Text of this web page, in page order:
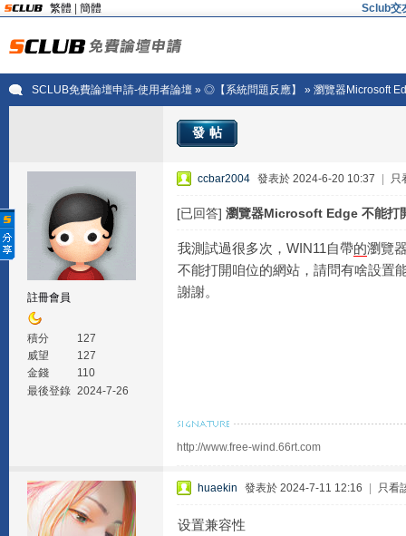
繁體 簡體 Sclub交
SCLUB免費論壇申請-使用者論壇» ◎【系統問題反應】 » 瀏覽器Microsoft
發帖
註冊會員
積分
127
威望
127
金錢
110
最後登錄 2024-7-26
ccbar2004 發表於 2024-6-20 10:37 只
[已回答] 瀏覽器Microsoft Edge 不能打
我測試過很多次，WIN11自帶的瀏覽
不能打開咱位的網站，請問有啥設置
謝謝。
http://www.free-wind.66rt.com
huaekin 發表於 2024-7-11 12:16 只看
设置兼容性